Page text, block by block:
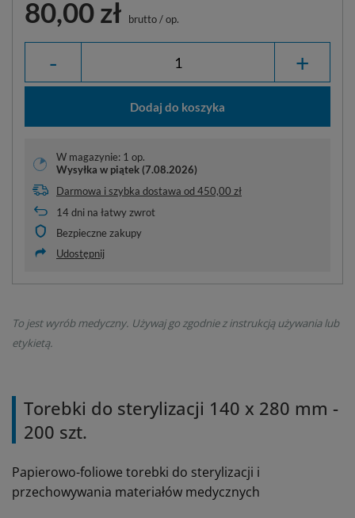
80,00 zł brutto/op.
- +
Dodaj do koszyka
W magazynie: 1 op.
Wysyłka w piątek (7.08.2026)
Darmowa i szybka dostawa od450,00 zł
14dni na łatwy zwrot
Bezpieczne zakupy
Udostępnij
To jest wyrób medyczny. Używaj go zgodnie z instrukcją używania lub
etykietą.
Torebki do sterylizacji 140 x 280 mm -
200 szt.
Papierowo-foliowe torebki do sterylizacji i
przechowywania materiałów medycznych